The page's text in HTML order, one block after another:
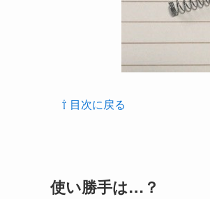
⇧ 目次に戻る
使い勝手は…？